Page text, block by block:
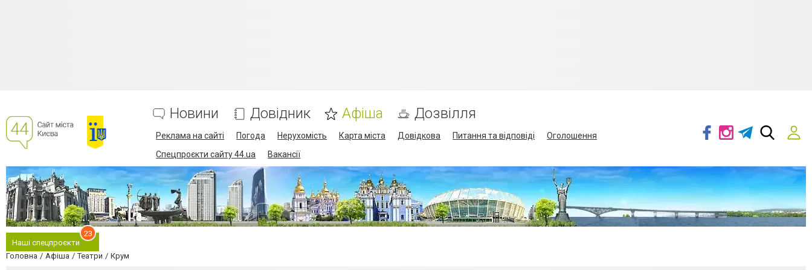
Новини Довідник Афіша Дозвілля
Реклама на сайті Погода Нерухомість Карта міста Довідкова Питання та відповіді
Оголошення
Спецпроєкти сайту 44.ua
Вакансії
Наші спецпроєкти
23
Головна Афіша Театри Крум